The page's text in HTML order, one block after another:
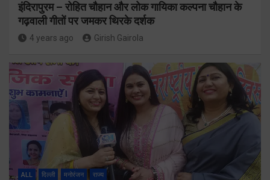
इंदिरापुरम – रोहित चौहान और लोक गायिका कल्पना चौहान के
गढ़वाली गीतों पर जमकर थिरके दर्शक
4 years ago Girish Gairola
ALL दिल्ली मनोरंजन राज्य